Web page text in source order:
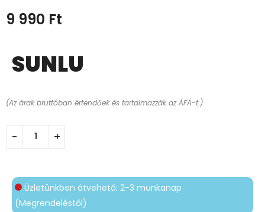
9 990 Ft
SUNLU
(Az árak bruttóban értendőek és tartalmazzák az ÁFÁ-t.)
Üzletünkben átvehető: 2-3 munkanap
(Megrendeléstől)